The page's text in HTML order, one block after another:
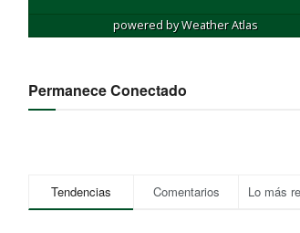
powered byWeather Atlas
Permanece Conectado
Tendencias Comentarios Lo más